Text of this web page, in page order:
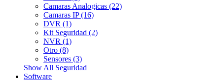
Camaras Analogicas (22)
Camaras IP (16)
DVR (1)
Kit Seguridad (2)
NVR (1)
Otro (8)
Sensores (3)
Show All Seguridad
Software